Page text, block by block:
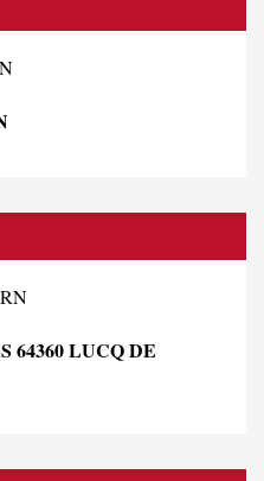
64360 LUCQ DE